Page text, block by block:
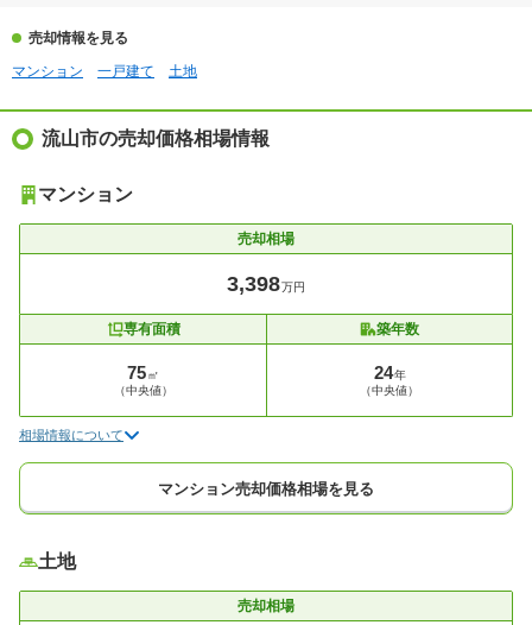
売却情報を見る
マンション
一戸建て 土地
流山市の売却価格相場情報
マンション
売却相場
3,398万円
専有面積
75㎡
（中央値）
築年数
24年
（中央値）
相場情報について
マンション売却価格相場を見る
土地
売却相場